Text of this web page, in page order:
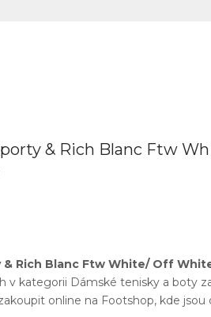
& Rich Blanc Ftw
& Rich Blanc Ftw White/ Off
v kategorii Dámské tenisky a boty
online na Footshop, kde jsou